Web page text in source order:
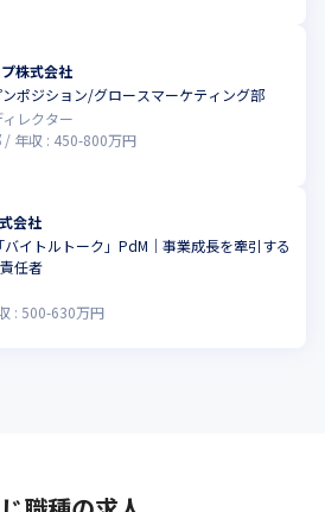
株式会社
ポジション/グロースマーケティング部
レクター
年収 : 450-800万円
会社
バイトルトーク」PdM｜事業成長を牽引する
任者
:500-630万円